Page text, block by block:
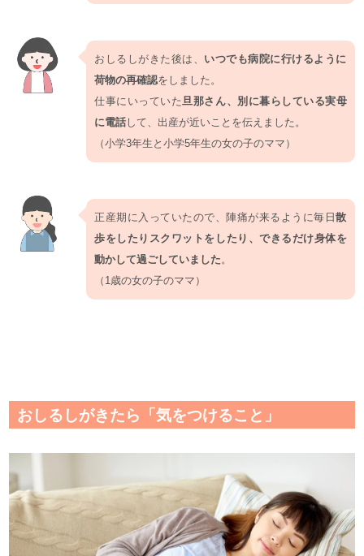
おしるしがきた後は、 いつでも病院に行けるように
荷物の再確認をしました。
仕事にいっていた旦那さん、別に暮らしている実母
に電話 して、出産が近いことを伝えました。
（小学3年生と小学5年生の女の子のママ）
正産期に入っていたので、陣痛が来るように毎日散
歩をしたりスクワットをしたり、できるだけ身体を
動かして過ごしていました。
（1歳の女の子のママ）
おしるしがきたら「気をつけること」